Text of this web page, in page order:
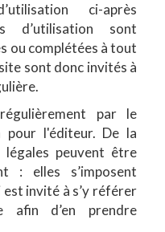
ci-après
d’utilisation sont
ou complétées à tout
sont donc invités à
par le
pour l'éditeur. De la
légales peuvent être
: elles s’imposent
invité à s’y référer
afin d’en prendre